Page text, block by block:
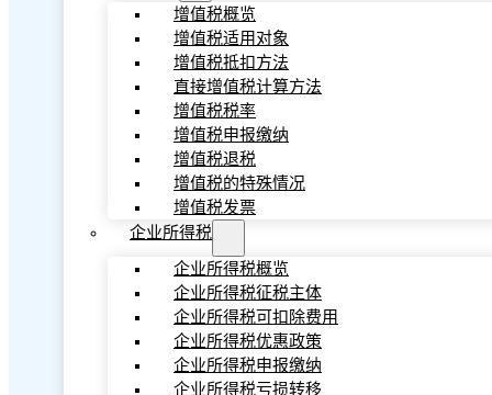
增值税概览
增值税适用对象
增值税抵扣方法
直接增值税计算方法
增值税税率
增值税申报缴纳
增值税退税
增值税的特殊情况
增值税发票
企业所得税
企业所得税概览
企业所得税征税主体
企业所得税可扣除费用
企业所得税优惠政策
企业所得税申报缴纳
企业所得税亏损转移